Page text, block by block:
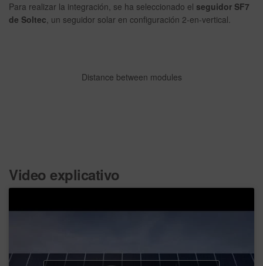
Para realizar la integración, se ha seleccionado el seguidor SF7
de Soltec, un seguidor solar en configuración 2-en-vertical.
Distance between modules
Video explicativo